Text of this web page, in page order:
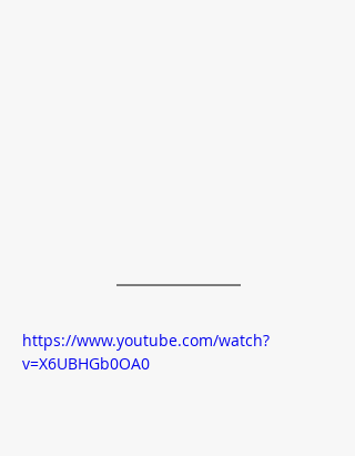
https://www.youtube.com/watch?
v=X6UBHGb0OA0